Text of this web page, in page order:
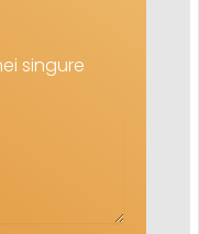
singure